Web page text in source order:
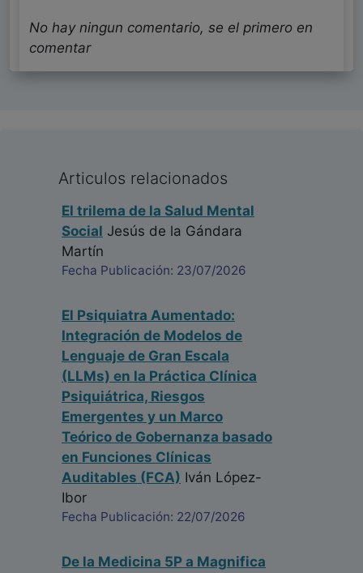
No hay ningun comentario, se el primero en
comentar
Articulos relacionados
El trilema de la Salud Mental
Social Jesús de la Gándara
Martín
Fecha Publicación: 23/07/2026
El Psiquiatra Aumentado:
Integración de Modelos de
Lenguaje de Gran Escala
(LLMs) en la Práctica Clínica
Psiquiátrica, Riesgos
Emergentes y un Marco
Teórico de Gobernanza basado
en Funciones Clínicas
Auditables (FCA) Iván López-
Ibor
Fecha Publicación: 22/07/2026
De la Medicina 5P a Magnifica